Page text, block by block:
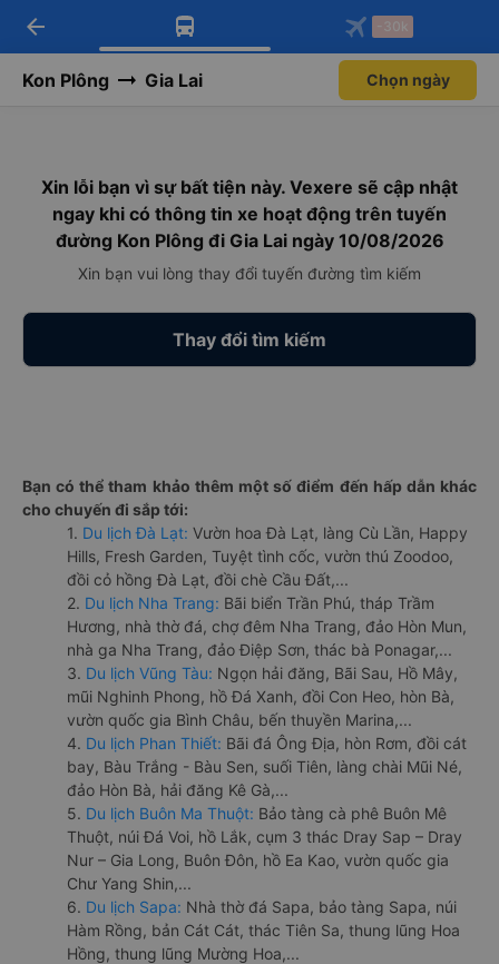
Tải app Vexere ngay!
Nhận ưu đãi thành viên độc
Mở app
Tải app Vexere
-30k/ghế khi đặt vé máy bay qua
Mở app
arrow_back -30k
Kon Plông Gia Lai Chọn ngày
Xin lỗi bạn vì sự bất tiện này. Vexere sẽ cập nhật
ngay khi có thông tin xe hoạt động trên tuyến
đường Kon Plông đi Gia Lai ngày 10/08/2026
Xin bạn vui lòng thay đổi tuyến đường tìm kiếm
Thay đổi tìm kiếm
Bạn có thể tham khảo thêm một số điểm đến hấp dẫn khác
cho chuyến đi sắp tới:
1. Du lịch Đà Lạt: Vườn hoa Đà Lạt, làng Cù Lần, Happy
Hills, Fresh Garden, Tuyệt tình cốc, vườn thú Zoodoo,
đồi cỏ hồng Đà Lạt, đồi chè Cầu Đất,...
2. Du lịch Nha Trang: Bãi biển Trần Phú, tháp Trầm
Hương, nhà thờ đá, chợ đêm Nha Trang, đảo Hòn Mun,
nhà ga Nha Trang, đảo Điệp Sơn, thác bà Ponagar,...
3. Du lịch Vũng Tàu: Ngọn hải đăng, Bãi Sau, Hồ Mây,
mũi Nghinh Phong, hồ Đá Xanh, đồi Con Heo, hòn Bà,
vườn quốc gia Bình Châu, bến thuyền Marina,...
4. Du lịch Phan Thiết: Bãi đá Ông Địa, hòn Rơm, đồi cát
bay, Bàu Trắng - Bàu Sen, suối Tiên, làng chài Mũi Né,
đảo Hòn Bà, hải đăng Kê Gà,...
5. Du lịch Buôn Ma Thuột: Bảo tàng cà phê Buôn Mê
Thuột, núi Đá Voi, hồ Lắk, cụm 3 thác Dray Sap – Dray
Nur – Gia Long, Buôn Đôn, hồ Ea Kao, vườn quốc gia
Chư Yang Shin,...
6. Du lịch Sapa: Nhà thờ đá Sapa, bảo tàng Sapa, núi
Hàm Rồng, bản Cát Cát, thác Tiên Sa, thung lũng Hoa
Hồng, thung lũng Mường Hoa,...